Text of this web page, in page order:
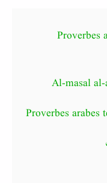
Proverbes
Al-masal
Proverbes